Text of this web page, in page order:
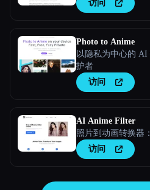
访问
Photo to Anime
以隐私为中心的
护者
访问
AI Anime Filter
照片到动画转换器
访问